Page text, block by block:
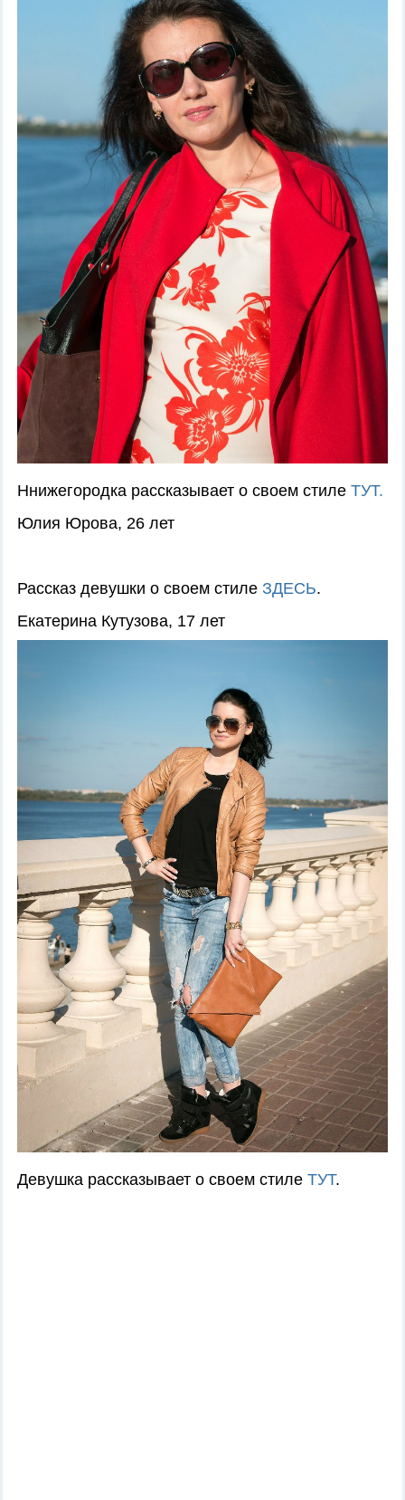
Ннижегородка рассказывает о своем стиле ТУТ.
Юлия Юрова, 26 лет
Рассказ девушки о своем стиле ЗДЕСЬ.
Екатерина Кутузова, 17 лет
Девушка рассказывает о своем стиле ТУТ.